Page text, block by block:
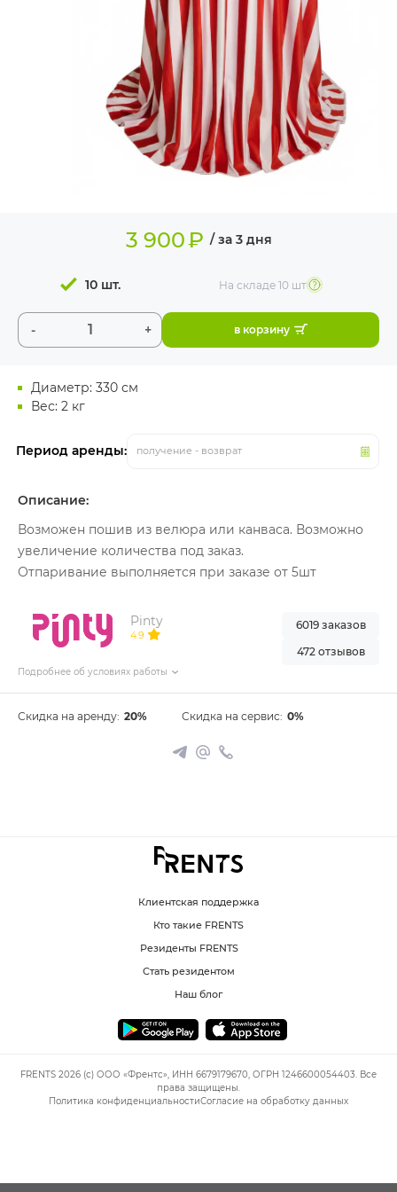
ОБОРУДОВАНИЕ
Диаметр: 330 см
Вес: 2 кг
Период аренды: получение - возврат
3 900₽ / за 3 дня
- +
10 шт. На складе10 шт
в корзину
Описание:
Возможен пошив из велюра или канваса. Возможно
увеличение количества под заказ.
Отпаривание выполняется при заказе от 5шт
Pinty
4.9
Подробнее об условиях работы
6019 заказов
472 отзывов
Скидка на аренду: 20% Скидка на сервис: 0%
Клиентская поддержка
Кто такие FRENTS
Резиденты FRENTS
Стать резидентом
Наш блог
FRENTS 2026 (c) ООО «Френтс», ИНН 6679179670, ОГРН 1246600054403. Все
права защищены.
Политика конфиденциальностиСогласие на обработку данных